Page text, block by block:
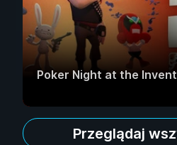
Poker Night at the
Przeglądaj